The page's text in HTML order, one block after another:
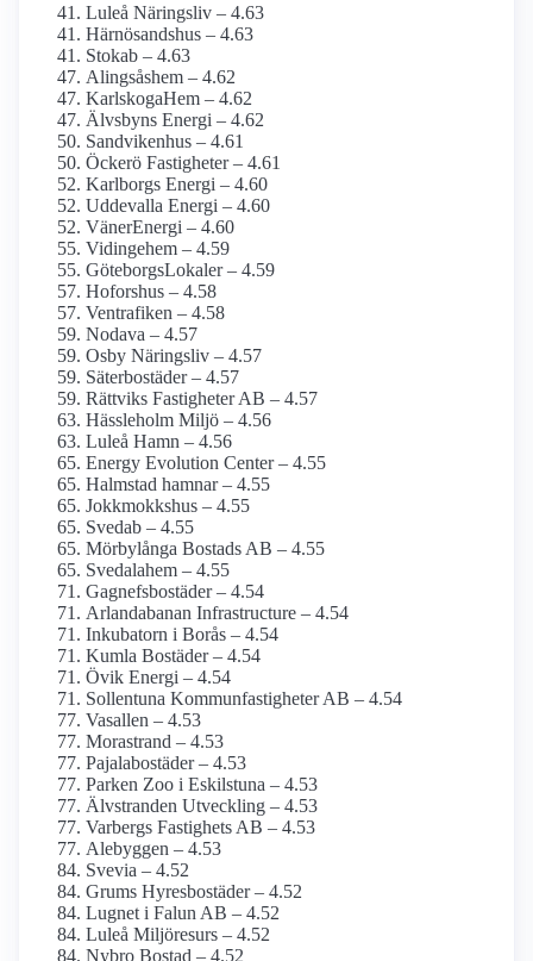
Luleå Näringsliv – 4.63
Härnösandshus – 4.63
Stokab – 4.63
Alingsåshem – 4.62
KarlskogaHem – 4.62
Älvsbyns Energi – 4.62
Sandvikenhus – 4.61
Öckerö Fastigheter – 4.61
Karlborgs Energi – 4.60
Uddevalla Energi – 4.60
VänerEnergi – 4.60
Vidingehem – 4.59
GöteborgsLokaler – 4.59
Hoforshus – 4.58
Ventrafiken – 4.58
Nodava – 4.57
Osby Näringsliv – 4.57
Säterbostäder – 4.57
Rättviks Fastigheter AB – 4.57
Hässleholm Miljö – 4.56
Luleå Hamn – 4.56
Energy Evolution Center – 4.55
Halmstad hamnar – 4.55
Jokkmokkshus – 4.55
Svedab – 4.55
Mörbylånga Bostads AB – 4.55
Svedalahem – 4.55
Gagnefsbostäder – 4.54
Arlanda­banan Infrastructure – 4.54
Inkubatorn i Borås – 4.54
Kumla Bostäder – 4.54
Övik Energi – 4.54
Sollentuna Kommunfastigheter AB – 4.54
Vasallen – 4.53
Morastrand – 4.53
Pajala­bostäder – 4.53
Parken Zoo i Eskilstuna – 4.53
Älvstranden Utveckling – 4.53
Varbergs Fastighets AB – 4.53
Alebyggen – 4.53
Svevia – 4.52
Grums Hyresbostäder – 4.52
Lugnet i Falun AB – 4.52
Luleå Miljöresurs – 4.52
Nybro Bostad – 4.52